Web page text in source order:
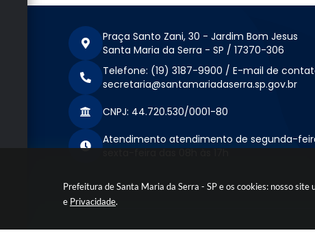
Prefeitura de Santa Maria da Serra - SP e os cookies: nosso
e Privacidade.
Praça Santo Zani, 30 - Jardim Bom Jesus
Santa Maria da Serra - SP / 17370-306
Telefone: (19) 3187-9900 / E-mail de
secretaria@santamariadaserra.sp.gov.br
CNPJ: 44.720.530/0001-80
Atendimento atendimento de segunda-